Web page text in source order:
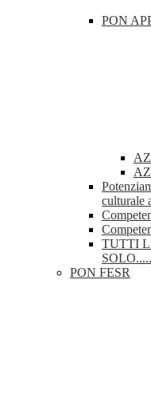
PON
culturale
TUTTI
PON FESR